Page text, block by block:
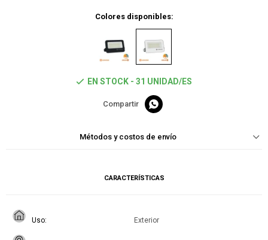
Colores disponibles:
EN STOCK - 31 UNIDAD/ES

Métodos y costos de envío
CARACTERÍSTICAS
Uso Exterior